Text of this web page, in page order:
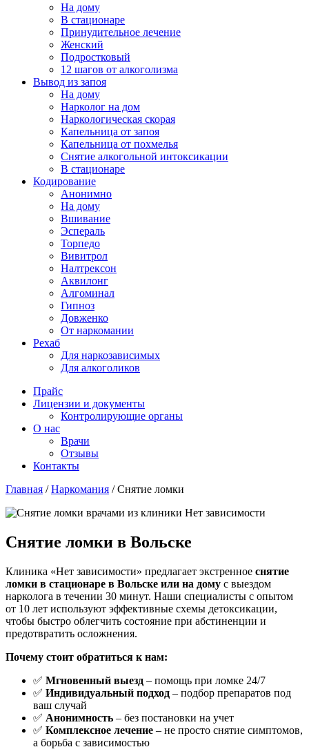
На дому
В стационаре
Принудительное лечение
Женский
Подростковый
12 шагов от алкоголизма
Вывод из запоя
На дому
Нарколог на дом
Наркологическая скорая
Капельница от запоя
Капельница от похмелья
Снятие алкогольной интоксикации
В стационаре
Кодирование
Анонимно
На дому
Вшивание
Эспераль
Торпедо
Вивитрол
Налтрексон
Аквилонг
Алгоминал
Гипноз
Довженко
От наркомании
Рехаб
Для наркозависимых
Для алкоголиков
Прайс
Лицензии и документы
Контролирующие органы
О нас
Врачи
Отзывы
Контакты
Главная /Наркомания /Снятие ломки
Снятие ломки в Вольске
Клиника «Нет зависимости» предлагает экстренное снятие
ломки в стационаре в Вольске или на дому с выездом
нарколога в течении 30 минут. Наши специалисты с опытом
от 10 лет используют эффективные схемы детоксикации,
чтобы быстро облегчить состояние при абстиненции и
предотвратить осложнения.
Почему стоит обратиться к нам:
✅ Мгновенный выезд – помощь при ломке 24/7
✅ Индивидуальный подход – подбор препаратов под
ваш случай
✅ Анонимность – без постановки на учет
✅ Комплексное лечение – не просто снятие симптомов,
а борьба с зависимостью